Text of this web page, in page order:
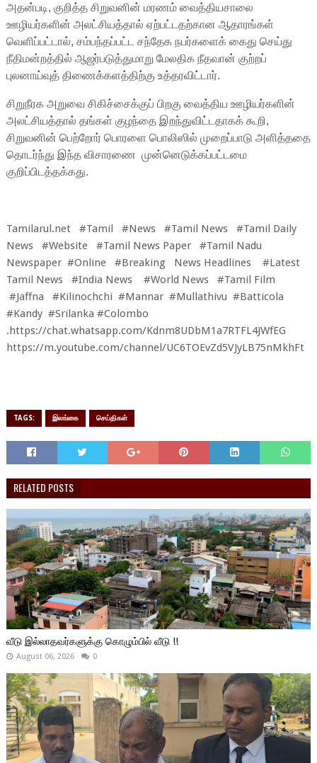
அதன்படி, குறித்த சிறுவனின் மரணம் வைத்தியசாலை
ஊழியர்களின் அலட்சியத்தால் ஏற்பட்டதற்கான ஆதாரங்கள்
வெளிப்பட்டால், சம்பந்தப்பட்ட சந்தேக நபர்களைக் கைது செய்து
நீதிமன்றத்தில் ஆஜர்படுத்துமாறு மேலதிக நீதவான் குற்றப்
புலனாய்வுத் திணைக்களத்திற்கு உத்தரவிட்டார்.
சிறுநீரக அறுவை சிகிச்சைக்குப் பிறகு வைத்திய ஊழியர்களின்
அலட்சியத்தால் தங்கள் குழந்தை இறந்துவிட்டதாகக் கூறி,
சிறுவனின் பெற்றோர் பொரளை பொலிஸில் முறைப்பாடு அளித்ததை
தொடர்ந்து இந்த விசாரணை முன்னெடுக்கப்பட்டமை
குறிப்பிடத்தக்கது.
Tamilarul.net #Tamil #News #Tamil News #Tamil Daily
News #Website #Tamil News Paper #Tamil Nadu
Newspaper #Online #Breaking News Headlines #Latest
Tamil News #India News #World News #Tamil Film
#Jaffna #Kilinochchi #Mannar #Mullathivu #Batticola
#Kandy #Srilanka #Colombo
.https://chat.whatsapp.com/Kdnm8UDbM1a7RTFL4JWfEG
https://m.youtube.com/channel/UC6TOEvZd5VJyLB75nMkhFt
TAGS: இலங்கை செய்திகள்
RELATED POSTS
வீடு இல்லாதவர்களுக்கு கொழும்பில் வீடு !!
August 06, 2026 0